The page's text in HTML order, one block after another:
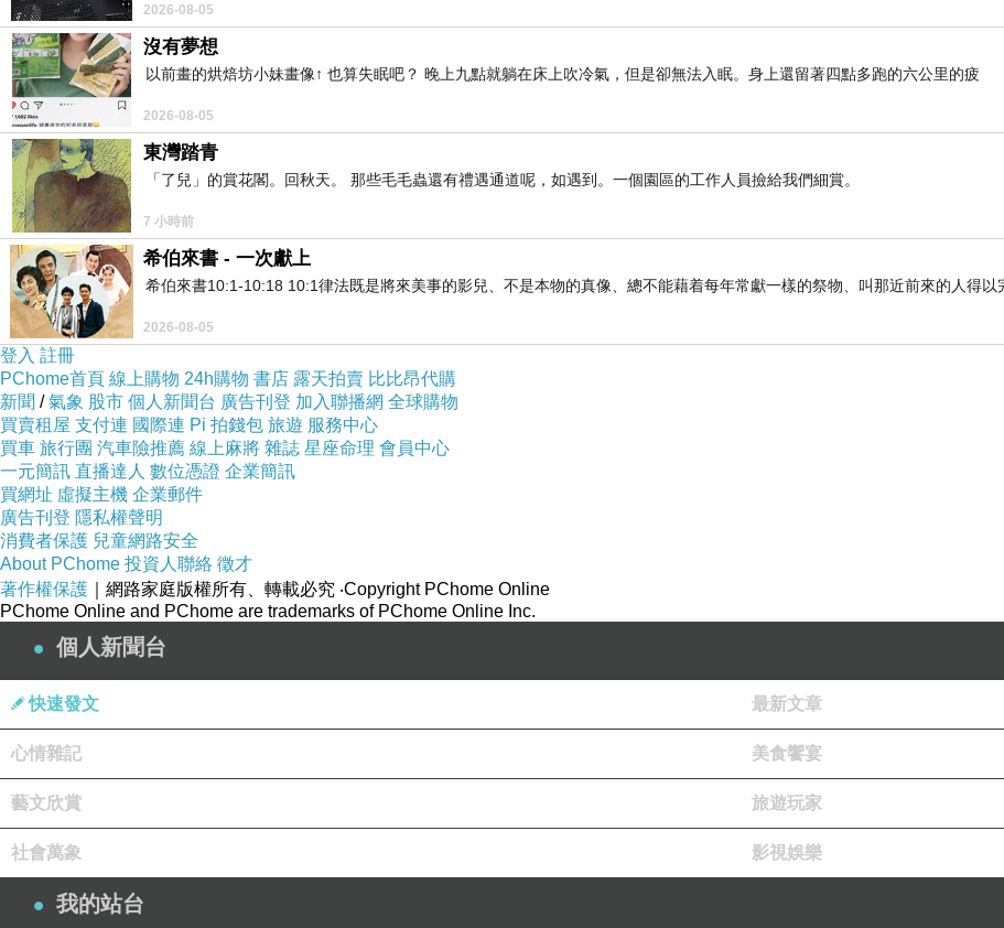
2026-08-05
沒有夢想
以前畫的烘焙坊小妹畫像↑ 也算失眠吧？ 晚上九點就躺在床上吹冷氣，但是卻無法入眠。身上還留著四點多跑的六公里的疲
2026-08-05
東灣踏青
「了兒」的賞花閣。回秋天。 那些毛毛蟲還有禮遇通道呢，如遇到。一個園區的工作人員撿給我們細賞。
7 小時前
希伯來書 - 一次獻上
希伯來書10:1-10:18 10:1律法既是將來美事的影兒、不是本物的真像、總不能藉着每年常獻一樣的祭物、叫那近前來的人得以
2026-08-05
登入 註冊
PChome首頁 線上購物 24h購物 書店 露天拍賣 比比昂代購
新聞 /氣象 股市 個人新聞台 廣告刊登 加入聯播網 全球購物
買賣租屋 支付連 國際連 Pi 拍錢包 旅遊 服務中心
買車 旅行團 汽車險推薦 線上麻將 雜誌 星座命理 會員中心
一元簡訊 直播達人 數位憑證 企業簡訊
買網址 虛擬主機 企業郵件
廣告刊登 隱私權聲明
消費者保護 兒童網路安全
About PChome 投資人聯絡 徵才
著作權保護 ｜網路家庭版權所有、轉載必究 ‧Copyright PChome Online
PChome Online and PChome are trademarks of PChome Online Inc.
個人新聞台
快速發文 最新文章
心情雜記 美食饗宴
藝文欣賞 旅遊玩家
社會萬象 影視娛樂
我的站台